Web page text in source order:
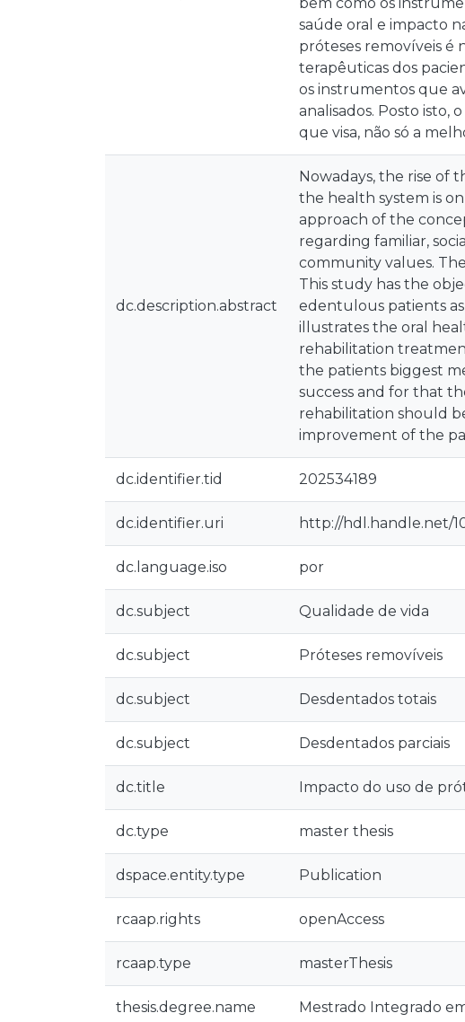
saúde oral e impacto
próteses removíveis é
terapêuticas dos
os instrumentos que
analisados. Posto isto,
que visa, não só a
dc.description.abstract
Nowadays, the rise of
the health system is
approach of the
regarding familiar,
community values.
This study has the
edentulous patients
illustrates the oral
rehabilitation
the patients biggest
success and for that
rehabilitation should
improvement of the
dc.identifier.tid 202534189
dc.identifier.uri http://hdl.handle.net/
dc.language.iso por
dc.subject Qualidade de vida
dc.subject Próteses removíveis
dc.subject Desdentados totais
dc.subject Desdentados parciais
dc.title Impacto do uso de
dc.type master thesis
dspace.entity.type Publication
rcaap.rights openAccess
rcaap.type masterThesis
thesis.degree.name Mestrado Integrado